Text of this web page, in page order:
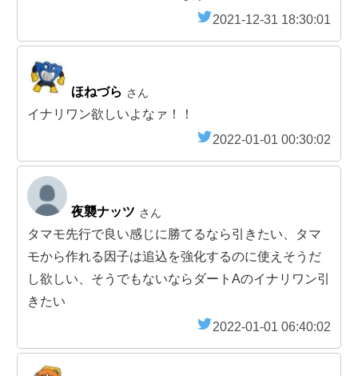
2021-12-31 18:30:01
ほねづら さん
イナリワン欲しいよなァ！！
2022-01-01 00:30:02
夜襲ナッツ さん
タマモ先行で良い感じに勝てるなら引きたい、タマ
モから作れる因子は追込を強化するのに使えそうだ
し欲しい、そうでもないならダートAのイナリワン引
きたい
2022-01-01 06:40:02